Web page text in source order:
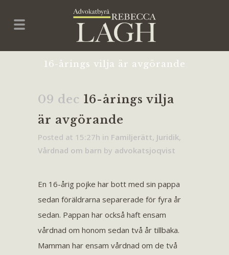
16-årings vilja är avgörande
09 dec 16-årings vilja
är avgörande
Posted at 15:27h in Familjerätt, Juridik,
Vårdnad om barn by advokatsjoqvist
En 16-årig pojke har bott med sin pappa
sedan föräldrarna separerade för fyra år
sedan. Pappan har också haft ensam
vårdnad om honom sedan två år tillbaka.
Mamman har ensam vårdnad om de två